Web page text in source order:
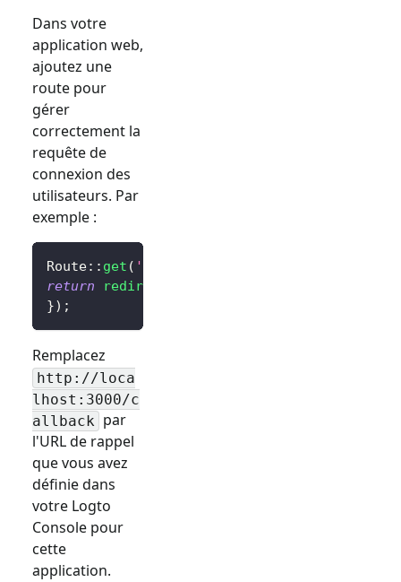
Dans votre
application web,
ajoutez une
route pour
gérer
correctement la
requête de
connexion des
utilisateurs. Par
exemple :
Route:: get ( '/sign-in'
return
redirect
}) ;
Remplacez
http://loca
lhost:3000/c
allback par
l'URL de rappel
que vous avez
définie dans
votre Logto
Console pour
cette
application.